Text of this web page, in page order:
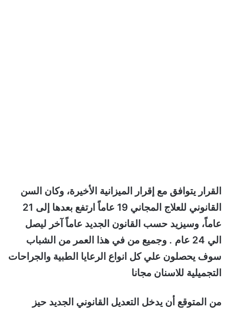
القرار يتوافق مع إقرار الميزانية الأخيرة، وكان السن
القانوني للعلاج المجاني 19 عاماً ارتفع بعدها إلى 21
عاماً، وسيزيد حسب القانون الجديد عاماً آخر ليصل
الي 24 عام . وجميع من في هذا العمر من الشباب
سوف يحصلون علي كل انواع الرعايا الطبية والجراحات
التجميلية للاسنان مجانا
من المتوقع أن يدخل التعديل القانوني الجديد حيز